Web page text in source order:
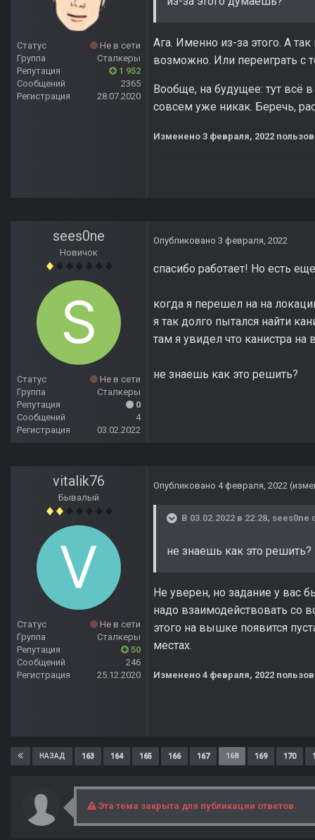
Статус
Не в сети
Группа
Сталкеры
Репутация
1 952
Сообщений
2365
Регистрация
28.07.2020
Ага. Именно из-за этого. А
возможно. Или переиграть с
Вообще, на будущее: тут всё
совсем уже никак. Беречь,
Изменено 3 февраля, 2022
sees0ne
Новичок
Статус
Не в сети
Группа
Сталкеры
Репутация
0
Сообщений
4
Регистрация
03.02.2022
Опубликовано 3 февраля, 2022
спасибо работает! Но есть
когда я перешел на на
я так долго пытался найти
там я увидел что канистра
не знаешь как это решить?
vitalik76
Бывалый
Статус
Не в сети
Группа
Сталкеры
Репутация
50
Сообщений
246
Регистрация
25.12.2020
Опубликовано 4 февраля, 2022
В 03.02.2022 в 22:28, sees0ne
не знаешь как это решить?
Не уверен, но задание у вас
надо взаимодействовать со
этого на вышке появится
местах.
Изменено 4 февраля, 2022
НАЗАД 163 164 165 166 167 168 169 170
Эта тема закрыта для публикации ответов.